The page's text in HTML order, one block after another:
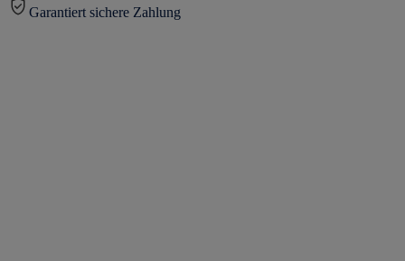
Garantiert sichere Zahlung